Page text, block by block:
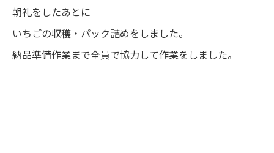
朝礼をしたあとに
いちごの収穫・パック詰めをしました。
納品準備作業まで全員で協力して作業をしました。